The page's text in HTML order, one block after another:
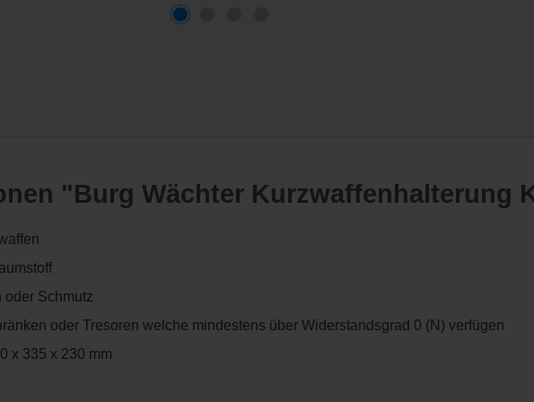
"Burg Wächter Kurzwaffenhalterung
Schmutz
oder Tresoren welche mindestens über Widerstandsgrad 0 (N) verfügen
x 335 x 230 mm